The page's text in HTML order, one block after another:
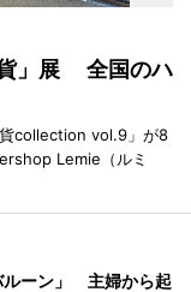
貨」展 全国のハ
collection vol.9」が8
Lemie（ルミ
ルーン」 主婦から起